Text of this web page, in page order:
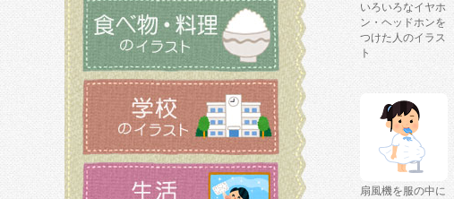
いろいろなイヤホ
ン・ヘッドホンを
つけた人のイラス
ト
扇風機を服の中に